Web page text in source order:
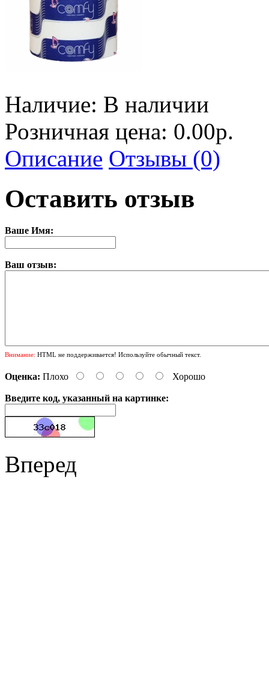
Наличие: В наличии
Розничная цена: 0.00р.
Описание Отзывы (0)
Оставить отзыв
Ваше Имя:
Ваш отзыв:
Внимание: HTML не поддерживается! Используйте обычный текст.
Оценка: Плохо Хорошо
Введите код, указанный на картинке:
Вперед